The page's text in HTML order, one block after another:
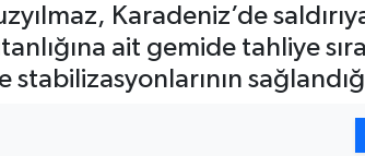
Karadeniz’de
ait gemide tahliye